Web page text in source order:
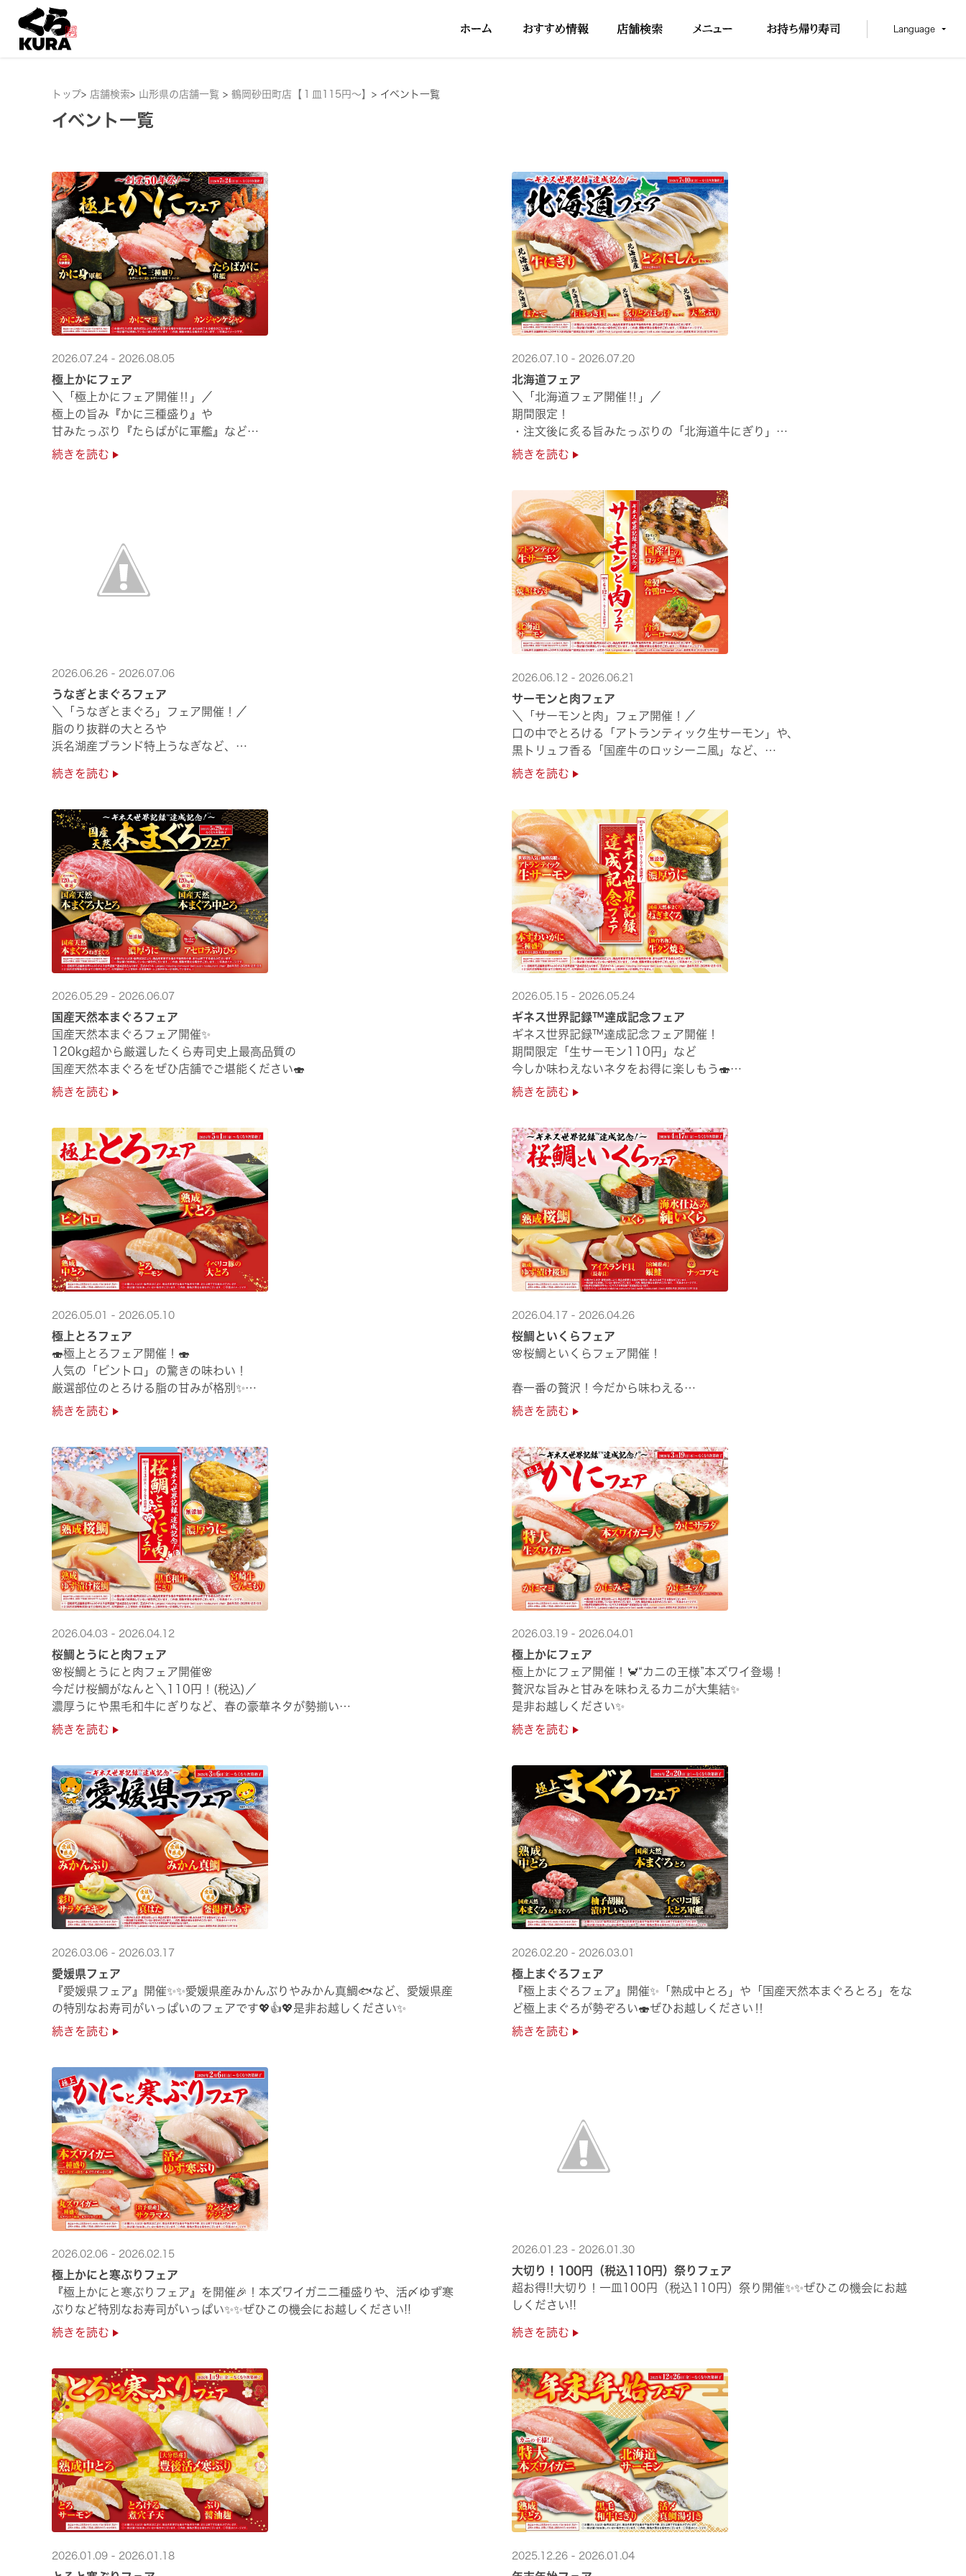
Language
トップ> 店舗検索> 山形県の店舗一覧 > 鶴岡砂田町店【１皿115円～】 > イベント一覧
イベント一覧
2026.07.24 - 2026.08.05
極上かにフェア
＼「極上かにフェア開催‼」／
極上の旨み『かに三種盛り』や
甘みたっぷり『たらばがに軍艦』など
絶品のかにを味わいつくせる！🦀
続きを読む
2026.07.10 - 2026.07.20
北海道フェア
＼「北海道フェア開催‼」／
期間限定！
・注文後に炙る旨みたっぷりの「北海道牛にぎり」
・濃厚な甘みの「北海道ほたて」
続きを読む
2026.06.26 - 2026.07.06
うなぎとまぐろフェア
＼「うなぎとまぐろ」フェア開催！／
脂のり抜群の大とろや
浜名湖産ブランド特上うなぎなど、
ぜひ店舗でご堪能ください🍣
続きを読む
2026.06.12 - 2026.06.21
サーモンと肉フェア
＼「サーモンと肉」フェア開催！／
口の中でとろける「アトランティック生サーモン」や、
黒トリュフ香る「国産牛のロッシーニ風」など、
圧倒的な贅沢感をぜひ店舗でご堪能ください🍣
続きを読む
2026.05.29 - 2026.06.07
国産天然本まぐろフェア
国産天然本まぐろフェア開催✨
120kg超から厳選したくら寿司史上最高品質の
国産天然本まぐろをぜひ店舗でご堪能ください🍣
続きを読む
2026.05.15 - 2026.05.24
ギネス世界記録™達成記念フェア
ギネス世界記録™達成記念フェア開催！
期間限定「生サーモン110円」など
今しか味わえないネタをお得に楽しもう🍣
是非お越しください✨
続きを読む
2026.05.01 - 2026.05.10
極上とろフェア
🍣極上とろフェア開催！🍣
人気の「ビントロ」の驚きの味わい！
厳選部位のとろける脂の甘みが格別✨
極上の味覚を是非くら寿司でご堪能ください♪
続きを読む
2026.04.17 - 2026.04.26
桜鯛といくらフェア
🌸桜鯛といくらフェア開催！
春一番の贅沢！今だから味わえる
旬の旨さの熟成🌸桜鯛と
是非お越しください✨
続きを読む
2026.04.03 - 2026.04.12
桜鯛とうにと肉フェア
🌸桜鯛とうにと肉フェア開催🌸
今だけ桜鯛がなんと＼110円！(税込)／
濃厚うにや黒毛和牛にぎりなど、春の豪華ネタが勢揃い
是非お越しください✨
続きを読む
2026.03.19 - 2026.04.01
極上かにフェア
極上かにフェア開催！🦀“カニの王様”本ズワイ登場！
贅沢な旨みと甘みを味わえるカニが大集結✨
是非お越しください✨
続きを読む
2026.03.06 - 2026.03.17
愛媛県フェア
『愛媛県フェア』開催✨✨愛媛県産みかんぶりやみかん真鯛🐟など、愛媛県産
の特別なお寿司がいっぱいのフェアです💖👍💖是非お越しください✨
続きを読む
2026.02.20 - 2026.03.01
極上まぐろフェア
『極上まぐろフェア』開催✨「熟成中とろ」や「国産天然本まぐろとろ」をな
ど極上まぐろが勢ぞろい🍣ぜひお越しください‼
続きを読む
2026.02.06 - 2026.02.15
極上かにと寒ぶりフェア
『極上かにと寒ぶりフェア』を開催🎉！本ズワイガニ二種盛りや、活〆ゆず寒
ぶりなど特別なお寿司がいっぱい✨✨ぜひこの機会にお越しください!!
続きを読む
2026.01.23 - 2026.01.30
大切り！100円（税込110円）祭りフェア
超お得!!大切り！一皿100円（税込110円）祭り開催✨✨ぜひこの機会にお越
しください!!
続きを読む
2026.01.09 - 2026.01.18 2025.12.26 - 2026.01.04